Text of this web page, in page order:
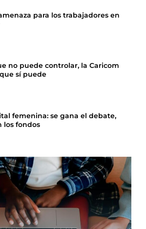
para los trabajadores en
no puede controlar, la Caricom
sí puede
femenina: se gana el debate,
los fondos